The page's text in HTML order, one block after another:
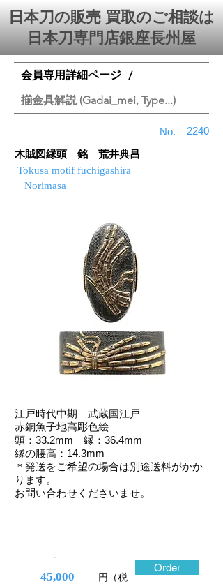
日本刀の販売 買取のご相談は
日本刀専門店銀座⻑州屋
会員専用詳細ページ /
揃金具解説 (Gadai_mei, Type...)
No. 2240
木賊図縁頭 銘 荒井典昌
Tokusa motif fuchigashira
Norimasa
江戸時代中期 武蔵国江戸
赤銅魚子地高彫色絵
頭：33.2mm 縁：36.4mm
縁の腰高：14.3mm
＊発送をご希望の場合は別途送料がかか
ります。
お問い合わせくださいませ。
-
45,000
円（税
Order